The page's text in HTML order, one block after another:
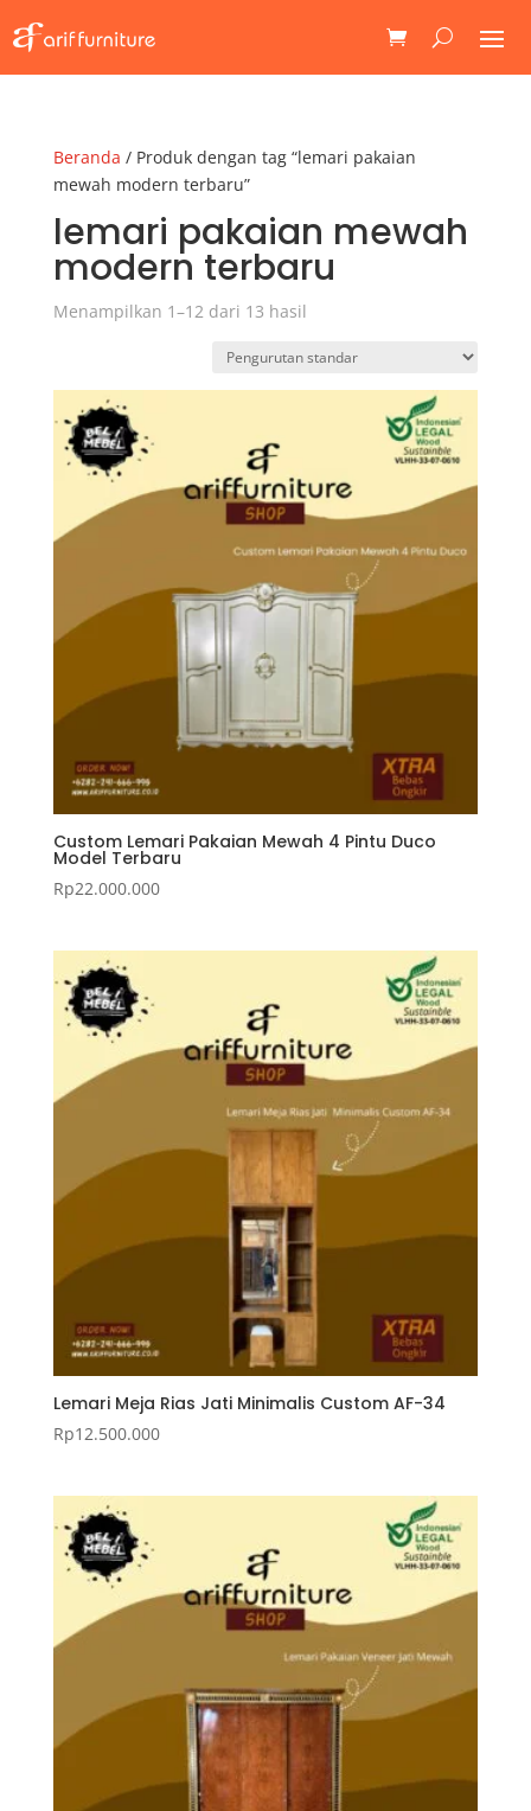
Beranda / Produk dengan tag “lemari pakaian
mewah modern terbaru”
lemari pakaian mewah
modern terbaru
Menampilkan 1–12 dari 13 hasil
Custom Lemari Pakaian Mewah 4 Pintu Duco
Model Terbaru
Rp22.000.000
Lemari Meja Rias Jati Minimalis Custom AF-34
Rp12.500.000